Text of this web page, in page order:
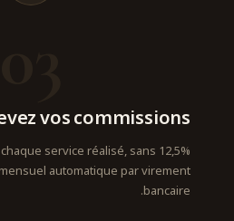
vos commissions
chaque service réalisé, sans
automatique par virement
bancaire.